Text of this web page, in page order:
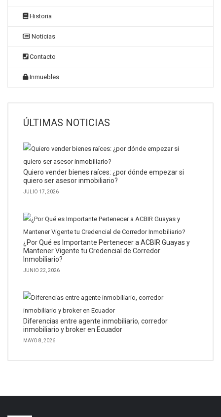
Historia
Noticias
Contacto
Inmuebles
ÚLTIMAS NOTICIAS
Quiero vender bienes raíces: ¿por dónde empezar si
quiero ser asesor inmobiliario?
JULIO 17, 2026
¿Por Qué es Importante Pertenecer a ACBIR Guayas y
Mantener Vigente tu Credencial de Corredor
Inmobiliario?
JUNIO 22, 2026
Diferencias entre agente inmobiliario, corredor
inmobiliario y broker en Ecuador
MAYO 8, 2026